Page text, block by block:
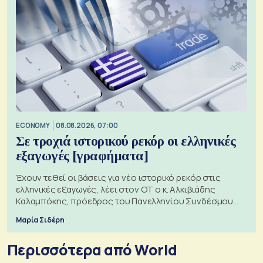
ECONOMY 08.08.2026, 07:00
Σε τροχιά ιστορικού ρεκόρ οι ελληνικές
εξαγωγές [γραφήματα]
Έχουν τεθεί οι βάσεις για νέο ιστορικό ρεκόρ στις
ελληνικές εξαγωγές, λέει στον ΟΤ ο κ. Αλκιβιάδης
Καλαμπόκης, πρόεδρος του Πανελληνίου Συνδέσμου
Μαρία Σιδέρη
Περισσότερα από World